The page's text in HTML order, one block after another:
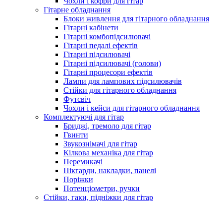
Гітарне обладнання
Блоки живлення для гітарного обладнання
Гітарні кабінети
Гітарні комбопідсилювачі
Гітарні педалі ефектів
Гітарні підсилювачі
Гітарні підсилювачі (голови)
Гітарні процесори ефектів
Лампи для лампових підсилювачів
Стійки для гітарного обладнання
Футсвіч
Чохли і кейси для гітарного обладнання
Комплектуючі для гітар
Бриджі, тремоло для гітар
Гвинти
Звукознімачі для гітар
Кілкова механіка для гітар
Перемикачі
Пікгарди, накладки, панелі
Поріжки
Потенціометри, ручки
Стійки, гаки, підніжки для гітар